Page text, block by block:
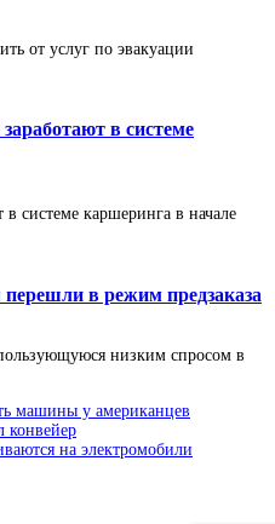
от услуг по эвакуации
в системе
системе каршеринга в начале
в режим предзаказа
низким спросом в
машины у американцев
конвейер
на электромобили